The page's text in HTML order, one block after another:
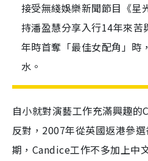
接受無綫娛樂新聞節目《星
持潘盈慧分享入行14年來
年時首奪「最佳女配角」時
水。
自小就對演藝工作充滿興趣的
反對，2007年從英國返港參
期，Candice工作不多加上中